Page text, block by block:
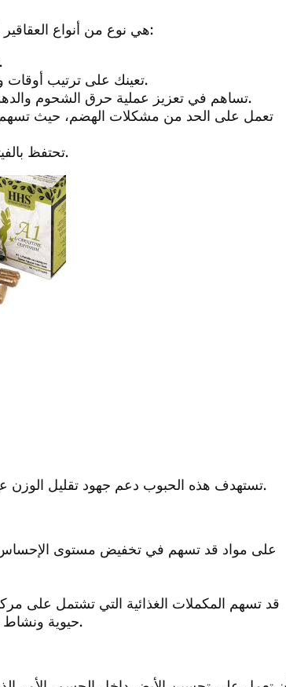
كبسولات a1 هي نوع من أنواع العقاقير التي تساعد في إنقاص الوزن عن طريق ما يلي:
تمنحك شعوراً بالامتلاء والشبع يستمر حتى 12 ساعة.
تعينك على ترتيب أوقات وجباتك اليومية وضبطها وفقاً لخطتك الصحية والبدنية.
تساهم في تعزيز عملية حرق الشحوم والدهون، وتعزز بصورة فعّالة من الأداء والبدني والرياضي.
تعمل على الحد من مشكلات الهضم، حيث
تحتفظ بالفيتامينات الأساسية للجسم بواسطة عناصرها الطبيعية.
تستهدف هذه الحبوب دعم جهود تقليل الوزن عبر تنشيط عملية الأيض وتعزيز معدل احتراق الدهون بالجسم.
قد تسهم المكملات الغذائية التي تشتمل على
حيوية ونشاط الشخص وقد يعمل على زيادة معدل حرق السعرات الحرارية.